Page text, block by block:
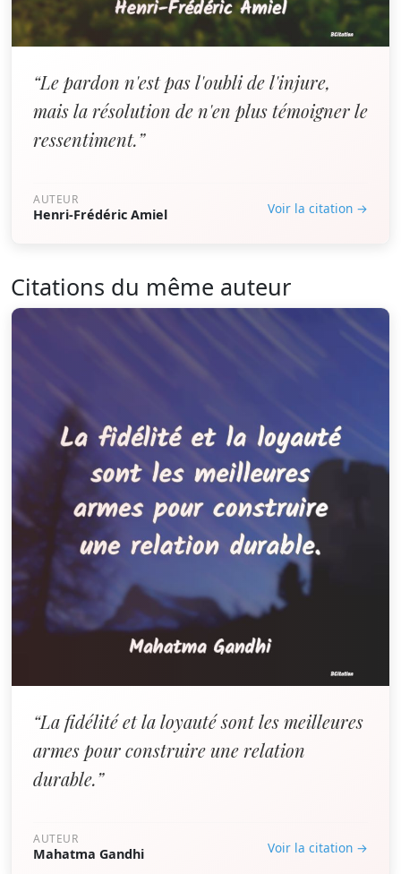
“Le pardon n'est pas l'oubli de l'injure,
mais la résolution de n'en plus témoigner le
ressentiment.”
AUTEUR
Henri-Frédéric Amiel Voir la citation →
Citations du même auteur
“La fidélité et la loyauté sont les meilleures
armes pour construire une relation
durable.”
AUTEUR
Mahatma Gandhi Voir la citation →